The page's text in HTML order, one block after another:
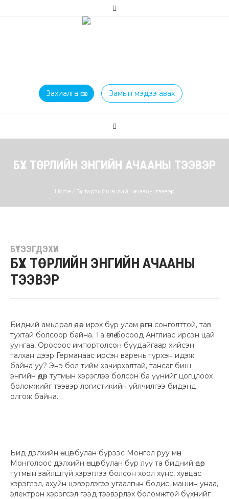
Захиалга өгөх Замын мэдээ авах
БҮХ ТӨРЛИЙН ЭНГИЙН АЧААНЫ ТЭЭВЭР
Home / Бүх төрлийн энгийн ачааны тээвэр
БҮТЭЭГДЭХҮҮН
БҮХ ТӨРЛИЙН ЭНГИЙН АЧААНЫ
ТЭЭВЭР
Бидний амьдрал өдөр ирэх бүр улам өргөн сонголттой, тав
тухтай болсоор байна. Та өглөө босоод Англиас ирсэн цай
уунгаа, Оросоос импортолсон буудайгаар хийсэн
талхан дээр Германаас ирсэн варень түрхэн идэж
байна уу? Энэ бол тийм хачирхалтай, тансаг биш
энгийн өдөр тутмын хэрэглээ болсон ба үүнийг цогцлоох
боломжийг тээвэр логистикийн үйлчилгээ бидэнд
олгож байна.
Бид дэлхийн өнцөг булан бүрээс Монгол руу мөн
Монголоос дэлхийн өнцөг булан бүр лүү та бидний өдөр
тутмын зайлшгүй хэрэглээ болсон хоол хүнс, хувцас
хэрэглэл, ахуйн цэвэрлэгээ угаалгын бодис, машин унаа,
электрон хэрэгсэл гээд тээвэрлэх боломжтой бүхнийг